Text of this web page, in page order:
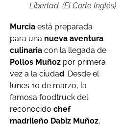
Libertad. (El Corte Inglés)
Murcia está preparada
para una nueva aventura
culinaria con la llegada de
Pollos Muñoz por primera
vez a la ciudad. Desde el
lunes 10 de marzo, la
famosa foodtruck del
reconocido chef
madrileño Dabiz Muñoz,